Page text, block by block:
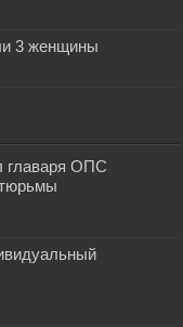
3 женщины
главаря ОПС
тюрьмы